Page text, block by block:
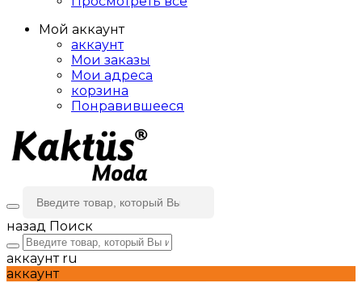
Мой аккаунт
аккаунт
Мои заказы
Мои адреса
корзина
Понравившееся
назад Поиск
аккаунт ru
аккаунт